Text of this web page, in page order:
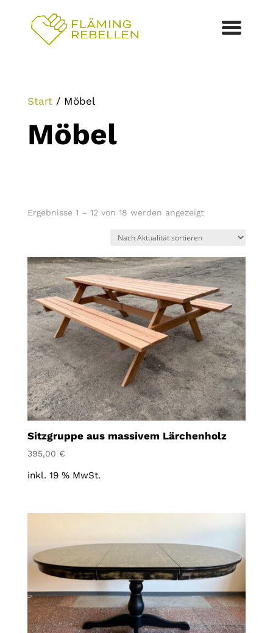
Start/ Möbel
Möbel
Ergebnisse 1 – 12 von 18 werden angezeigtNach
Sitzgruppe aus massivem Lärchenholz
395,00 €
inkl. 19 % MwSt.